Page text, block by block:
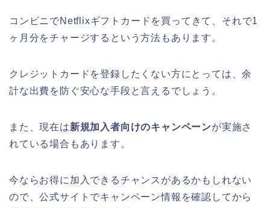
コンビニでNetflixギフトカードを買ってきて、それで1
ヶ月分をチャージするという方法もあります。
クレジットカードを登録したくない方にとっては、余
計な出費を防ぐ安心な手段と言えるでしょう。
また、現在は新規加入者向けのキャンペーンが実施さ
れている場合もあります。
今ならお得に加入できるチャンスがあるかもしれない
ので、公式サイトでキャンペーン情報を確認してから